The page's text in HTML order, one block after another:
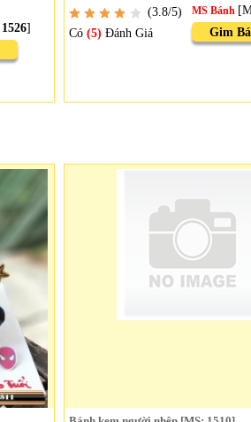
1526]
(3.8/5)
Có (5) Đánh Giá
MS Bánh
Gim